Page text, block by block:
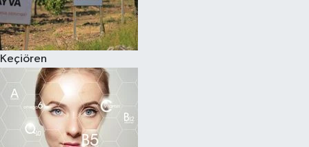
Keçiören